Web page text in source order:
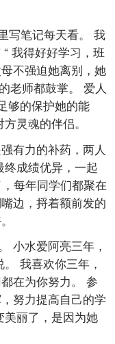
写笔记每天看。 我
我得好好学习，班
不强迫她离别，她
老师都鼓掌。 爱人
够的保护她的能
灵魂的伴侣。
有力的补药，两人
成绩优异，一起
每年同学们都聚在
边，捋着额前发的
小水爱阿亮三年，
我喜欢你三年，
在为你努力。 参
努力提高自己的学
丽了，是因为她